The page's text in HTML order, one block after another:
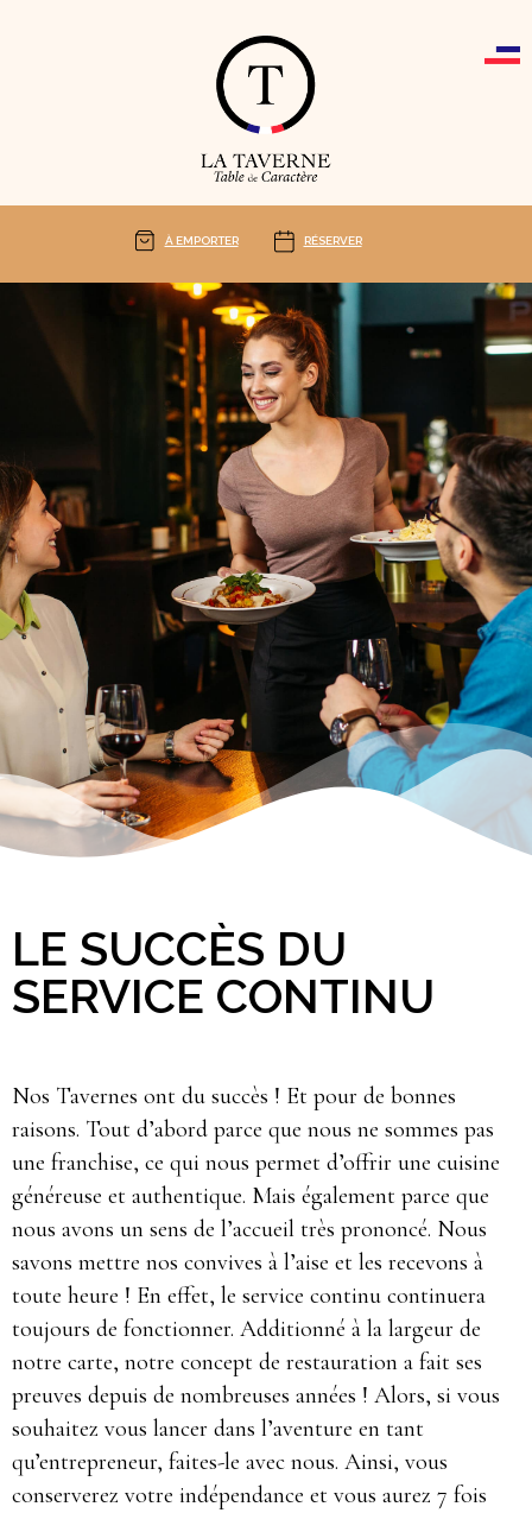
À EMPORTER RÉSERVER
LE SUCCÈS DU
SERVICE CONTINU
Nos Tavernes ont du succès ! Et pour de bonnes
raisons. Tout d’abord parce que nous ne sommes pas
une franchise, ce qui nous permet d’offrir une cuisine
généreuse et authentique. Mais également parce que
nous avons un sens de l’accueil très prononcé. Nous
savons mettre nos convives à l’aise et les recevons à
toute heure ! En effet, le service continu continuera
toujours de fonctionner. Additionné à la largeur de
notre carte, notre concept de restauration a fait ses
preuves depuis de nombreuses années ! Alors, si vous
souhaitez vous lancer dans l’aventure en tant
qu’entrepreneur, faites-le avec nous. Ainsi, vous
conserverez votre indépendance et vous aurez 7 fois